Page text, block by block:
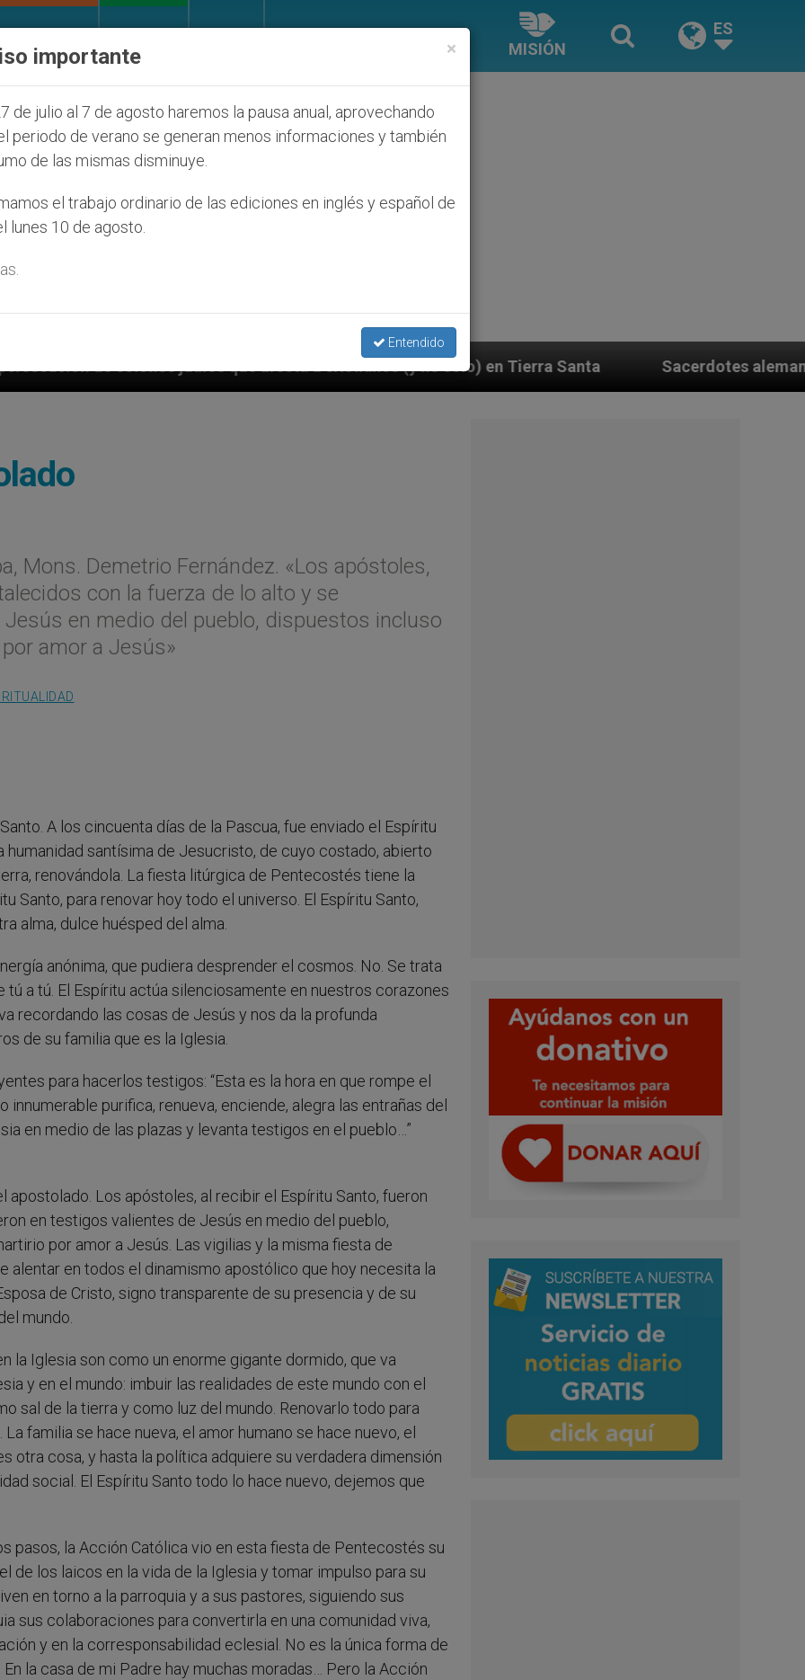
MISIÓN
ES
que afecta a cristianos (y no sólo) en Tierra Santa Sacerdotes alemanes fieles al Papa
Mons. Demetrio Fernández. «Los apóstoles,
con la fuerza de lo alto y se
en medio del pueblo, dispuestos incluso
amor a Jesús»
A los cincuenta días de la Pascua, fue enviado el Espíritu
santísima de Jesucristo, de cuyo costado, abierto
renovándola. La fiesta litúrgica de Pentecostés tiene la
Santo, para renovar hoy todo el universo. El Espíritu Santo,
alma, dulce huésped del alma.
anónima, que pudiera desprender el cosmos. No. Se trata
tú a tú. El Espíritu actúa silenciosamente en nuestros corazones
recordando las cosas de Jesús y nos da la profunda
de su familia que es la Iglesia.
para hacerlos testigos: “Esta es la hora en que rompe el
purifica, renueva, enciende, alegra las entrañas del
en medio de las plazas y levanta testigos en el pueblo…”
Los apóstoles, al recibir el Espíritu Santo, fueron
en testigos valientes de Jesús en medio del pueblo,
por amor a Jesús. Las vigilias y la misma fiesta de
alentar en todos el dinamismo apostólico que hoy necesita la
de Cristo, signo transparente de su presencia y de su
mundo.
la Iglesia son como un enorme gigante dormido, que va
y en el mundo: imbuir las realidades de este mundo con el
sal de la tierra y como luz del mundo. Renovarlo todo para
familia se hace nueva, el amor humano se hace nuevo, el
otra cosa, y hasta la política adquiere su verdadera dimensión
social. El Espíritu Santo todo lo hace nuevo, dejemos que
pasos, la Acción Católica vio en esta fiesta de Pentecostés su
de los laicos en la vida de la Iglesia y tomar impulso para su
en torno a la parroquia y a sus pastores, siguiendo sus
sus colaboraciones para convertirla en una comunidad viva,
y en la corresponsabilidad eclesial. No es la única forma de
la casa de mi Padre hay muchas moradas… Pero la Acción
×
importante
de julio al 7 de agosto haremos la pausa anual, aprovechando
periodo de verano se generan menos informaciones y también
de las mismas disminuye.
el trabajo ordinario de las ediciones en inglés y español de
lunes 10 de agosto.
Entendido